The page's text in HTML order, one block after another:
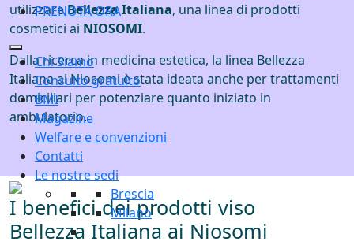
PRENOTA ORA
Chi Siamo
Consulto gratuito
BMI
Magazine
Welfare e convenzioni
Contatti
Le nostre sedi
Brescia
Milano
utilizzareBellezza Italiana, una linea di prodotti
cosmetici ai NIOSOMI.
Dalla ricerca in medicina estetica, la linea Bellezza
Italiana ai Niosomi è stata ideata anche per trattamenti
domiciliari per potenziare quanto iniziato in
ambulatorio.
I benefici dei prodotti viso
Bellezza Italiana ai Niosomi